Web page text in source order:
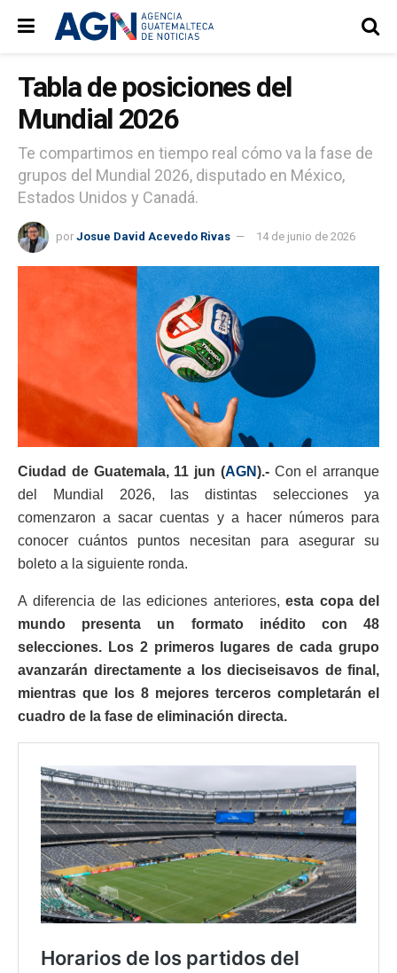
Tabla de posiciones del
Mundial 2026
Te compartimos en tiempo real cómo va la fase de
grupos del Mundial 2026, disputado en México,
Estados Unidos y Canadá.
por Josue David Acevedo Rivas 14 de junio de 2026
Ciudad de Guatemala, 11 jun (AGN).- Con el arranque
del Mundial 2026, las distintas selecciones ya
comenzaron a sacar cuentas y a hacer números para
conocer cuántos puntos necesitan para asegurar su
boleto a la siguiente ronda.
A diferencia de las ediciones anteriores, esta copa del
mundo presenta un formato inédito con 48
selecciones. Los 2 primeros lugares de cada grupo
avanzarán directamente a los dieciseisavos de final,
mientras que los 8 mejores terceros completarán el
cuadro de la fase de eliminación directa.